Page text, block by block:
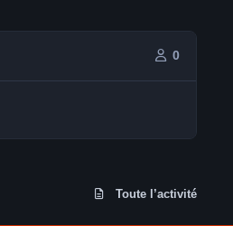
0
Toute l’activité